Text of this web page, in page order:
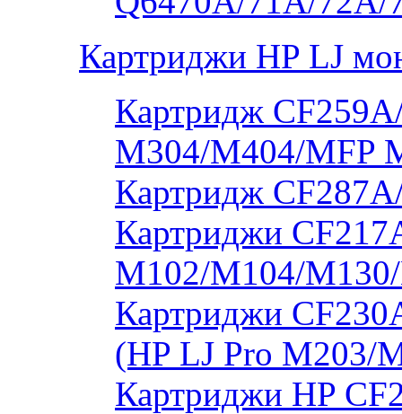
Картриджи HP LJ
Картридж
M304/M404/MFP
Картридж
Картриджи
M102/M104/
Картриджи
(HP LJ Pro M203/
Картриджи HP